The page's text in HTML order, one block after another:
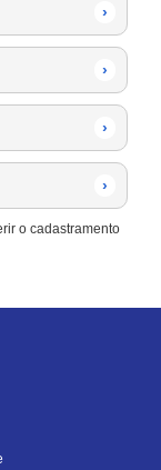
›
›
›
›
o cadastramento